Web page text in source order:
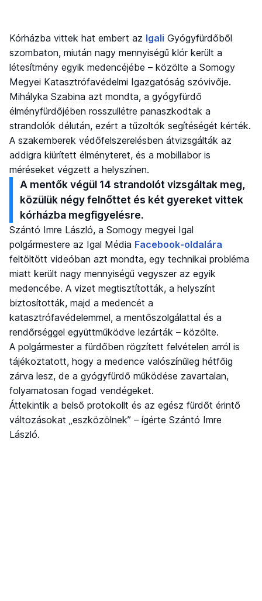
Kórházba vittek hat embert az Igali Gyógyfürdőből
szombaton, miután nagy mennyiségű klór került a
létesítmény egyik medencéjébe – közölte a Somogy
Megyei Katasztrófavédelmi Igazgatóság szóvivője.
Mihályka Szabina azt mondta, a gyógyfürdő
élményfürdőjében rosszullétre panaszkodtak a
strandolók délután, ezért a tűzoltók segítéségét kérték.
A szakemberek védőfelszerelésben átvizsgálták az
addigra kiürített élményteret, és a mobillabor is
méréseket végzett a helyszínen.
A mentők végül 14 strandolót vizsgáltak meg,
közülük négy felnőttet és két gyereket vittek
kórházba megfigyelésre.
Szántó Imre László, a Somogy megyei Igal
polgármestere az Igal Média Facebook-oldalára
feltöltött videóban azt mondta, egy technikai probléma
miatt került nagy mennyiségű vegyszer az egyik
medencébe. A vizet megtisztították, a helyszínt
biztosították, majd a medencét a
katasztrófavédelemmel, a mentőszolgálattal és a
rendőrséggel együttműködve lezárták – közölte.
A polgármester a fürdőben rögzített felvételen arról is
tájékoztatott, hogy a medence valószínűleg hétfőig
zárva lesz, de a gyógyfürdő működése zavartalan,
folyamatosan fogad vendégeket.
Áttekintik a belső protokollt és az egész fürdőt érintő
változásokat „eszközölnek” – ígérte Szántó Imre
László.